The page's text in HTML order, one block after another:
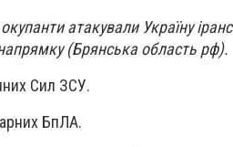
атакували Україну
(Брянська область рф).
Сил ЗСУ.
БпЛА.